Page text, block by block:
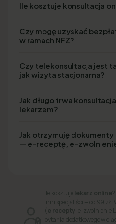
Ile kosztuje konsultacja
Czy mogę uzyskać
w ramach NFZ?
Czy telekonsultacja jest
jak wizyta stacjonarna?
Jak długo trwa
lekarzem?
Jak otrzymuję
— e-receptę, e-
Ile kosztujelekarz online
Inni specjaliści — od 99 zł.
( e recepty , e-zwolnienie
pytania dodatkowego w